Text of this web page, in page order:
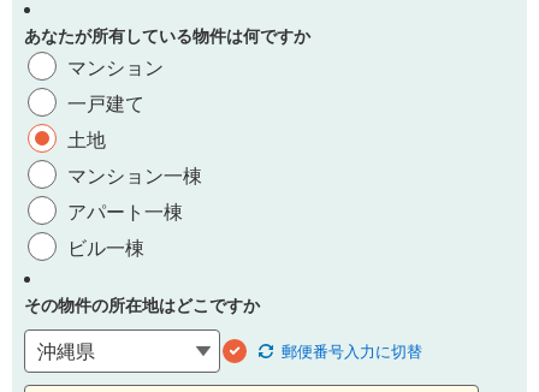
あなたが所有している物件は何ですか
マンション
一戸建て
土地
マンション一棟
アパート一棟
ビル一棟
その物件の所在地はどこですか
郵便番号入力に切替